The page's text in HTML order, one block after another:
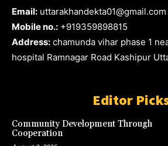
Email: uttarakhandekta01@gmail.com
Mobile no.: +919359898815
Address: chamunda vihar phase 1
hospital Ramnagar Road Kashipur
Editor
Community Development Through
Cooperation